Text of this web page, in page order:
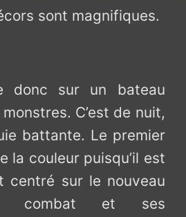
sont magnifiques.
donc sur un bateau
C’est de nuit,
battante. Le premier
la couleur puisqu’il est
centré sur le nouveau
combat et ses